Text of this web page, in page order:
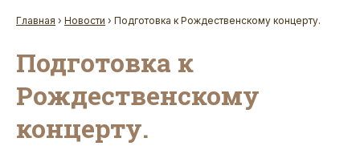
Главная › Новости › Подготовка к Рождественскому концерту.
Подготовка к
Рождественскому
концерту.